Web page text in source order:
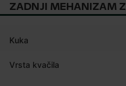
ZADNJI MEHANIZAM
Kuka
Vrsta kvačila